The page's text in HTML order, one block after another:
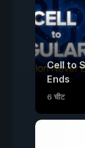
Cell to
Ends
6 चीट